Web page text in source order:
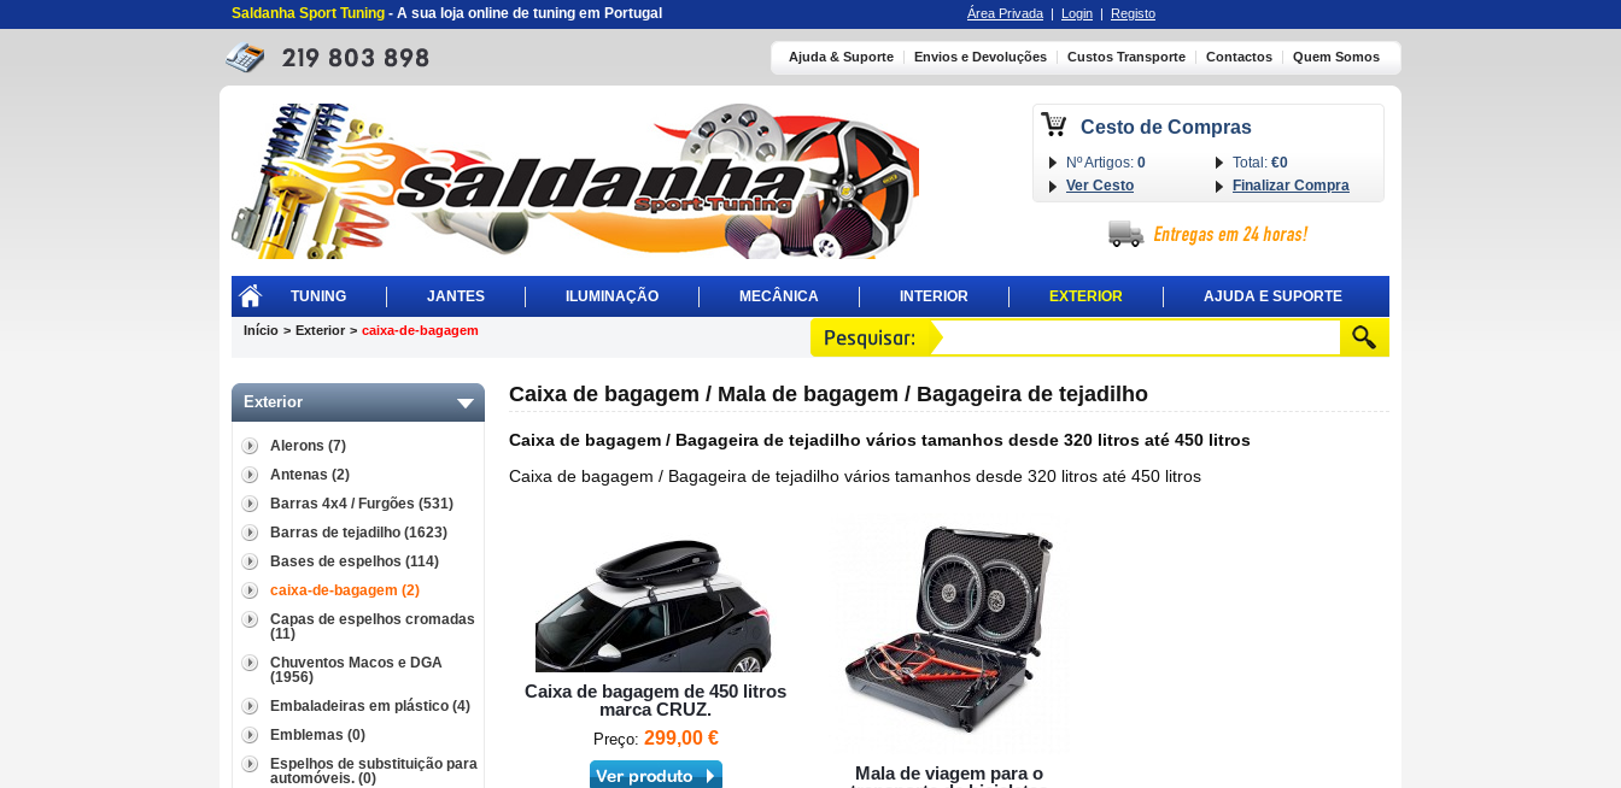
Saldanha Sport Tuning - A sua loja online de tuning em Portugal Área Privada | Login | Registo
Ajuda & Suporte Envios e Devoluções Custos Transporte Contactos Quem Somos
Cesto de Compras
Nº Artigos: 0
Ver Cesto
Total: €0
Finalizar Compra
TUNING JANTES ILUMINAÇÃO MECÂNICA INTERIOR EXTERIOR AJUDA E SUPORTE
Início > Exterior > caixa-de-bagagem
Exterior
Alerons (7)
Antenas (2)
Barras 4x4 / Furgões (531)
Barras de tejadilho (1623)
Bases de espelhos (114)
caixa-de-bagagem (2)
Capas de espelhos cromadas
(11)
Chuventos Macos e DGA
(1956)
Embaladeiras em plástico (4)
Emblemas (0)
Espelhos de substituição para
automóveis. (0)
Caixa de bagagem / Mala de bagagem / Bagageira de tejadilho
Caixa de bagagem / Bagageira de tejadilho vários tamanhos desde 320 litros até 450 litros
Caixa de bagagem / Bagageira de tejadilho vários tamanhos desde 320 litros até 450 litros
Caixa de bagagem de 450 litros
marca CRUZ.
Preço: 299,00 €
Mala de viagem para o